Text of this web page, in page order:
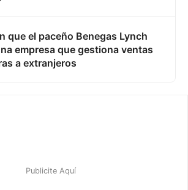
que el paceño Benegas Lynch
empresa que gestiona ventas
a extranjeros